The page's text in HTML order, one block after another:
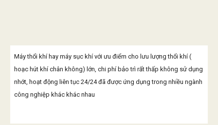
Máy thổi khí hay máy sục khí với ưu điểm cho lưu lượng thổi khí (
hoạc hút khí chân không) lớn, chi phí bảo trì rất thấp không sử dụng
nhớt, hoạt động liên tục 24/24 đã được ứng dụng trong nhiều ngành
công nghiệp khác khác nhau